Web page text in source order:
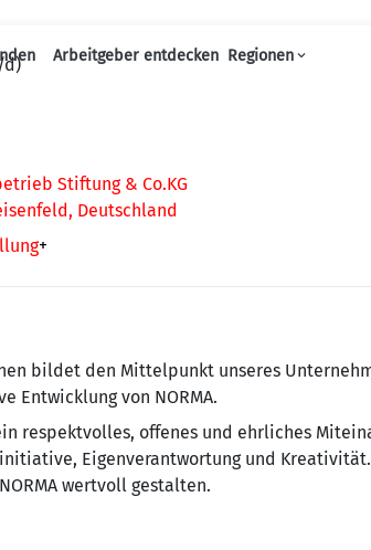
Haupt-Navigation
Arbeitgeber entdecken Regionen
d)
Stiftung & Co.KG
Deutschland
+
bildet den Mit­tel­punkt un­se­res
Entwicklung von NORMA.
re­spekt­vol­les, offenes und ehr­li­ches
Eigenverantwortung und
wertvoll gestalten.